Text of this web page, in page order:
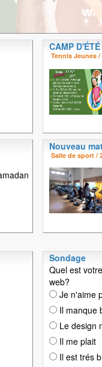
CAMP
Tennis Jeunes /
Nouveau
Salle de sport /
Sondage
Quel est
web?
Je n'aime
Il manque
Le design
Il me plait
Il est trés